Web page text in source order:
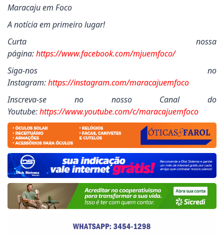
Maracaju em Foco
A notícia em primeiro lugar!
Curta nossa
página:https://www.facebook.com/mjuemfoco/
Siga-nos no
Instagram:https://instagram.com/maracajuemfoco
Inscreva-se no nosso Canal do
Youtube:https://www.youtube.com/c/maracajuemfoco